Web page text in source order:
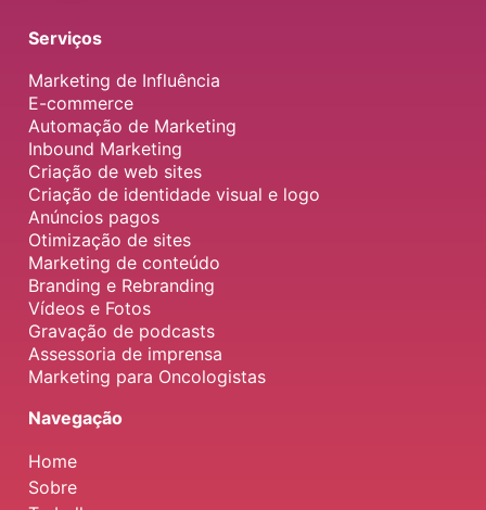
Serviços
Marketing de Influência
E-commerce
Automação de Marketing
Inbound Marketing
Criação de web sites
Criação de identidade visual e logo
Anúncios pagos
Otimização de sites
Marketing de conteúdo
Branding e Rebranding
Vídeos e Fotos
Gravação de podcasts
Assessoria de imprensa
Marketing para Oncologistas
Navegação
Home
Sobre